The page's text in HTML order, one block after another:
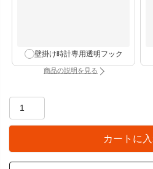
壁掛け時計専用透明フック
商品の説明を見る：壁掛け時計専用透明フ
カートに